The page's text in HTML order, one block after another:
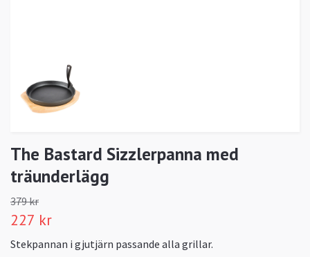
The Bastard Sizzlerpanna med
träunderlägg
379 kr
227 kr
Stekpannan i gjutjärn passande alla grillar.